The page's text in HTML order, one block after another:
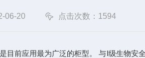
06-20 点击次数：1594
前应用最为广泛的柜型。 与Ⅰ级生物安